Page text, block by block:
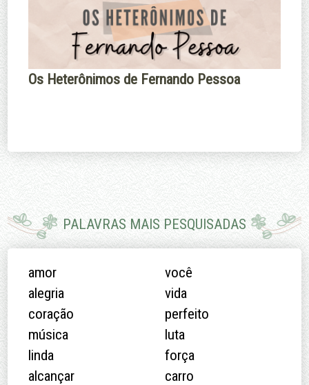
Os Heterônimos de Fernando Pessoa
PALAVRAS MAIS PESQUISADAS
amor
você
alegria
vida
coração
perfeito
música
luta
linda
força
alcançar
carro